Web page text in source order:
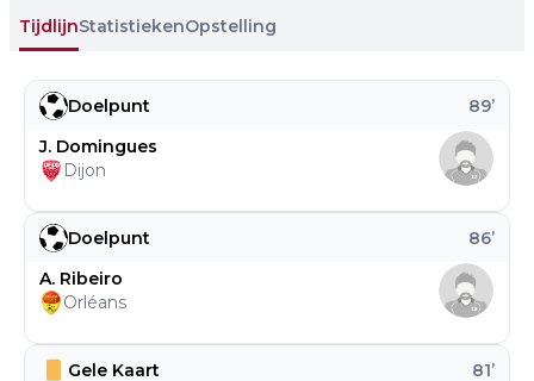
TijdlijnStatistiekenOpstelling
Gele Kaart 81’
Doelpunt 86’
A. Ribeiro
Orléans
Doelpunt 89’
J. Domingues
Dijon